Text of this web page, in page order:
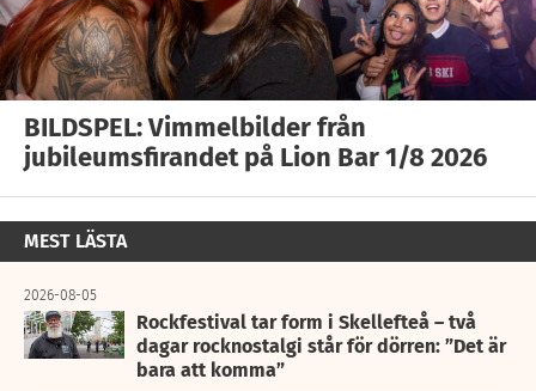
BILDSPEL: Vimmelbilder från
jubileumsfirandet på Lion Bar 1/8 2026
MEST LÄSTA
2026-08-05
Rockfestival tar form i Skellefteå – två
dagar rocknostalgi står för dörren: ”Det är
bara att komma”